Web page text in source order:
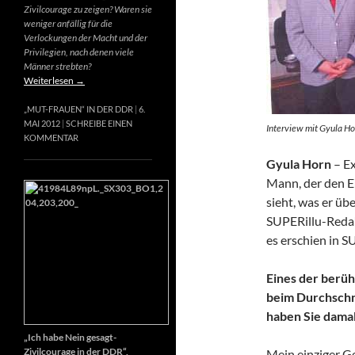
Interview mit Gyula
Gyula Horn –
Mann, der den
sieht, was er
SUPERillu-
es erschien in
Eines der
beim
haben Sie
Zivilcourage zu zeigen? Waren sie
weniger anfällig für die
Verlockungen der Macht und der
Privilegien, nach denen viele
Männer strebten?
Weiterlesen →
„MUT-FRAUEN“ IN DER DDR 6.
MAI 2012 SCHREIBE EINEN
KOMMENTAR
„Ich habe Nein gesagt-
Zivilcourage in der DDR“,